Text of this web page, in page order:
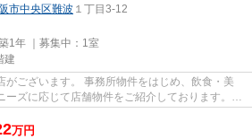
市中央区難波 １丁目3-12
1年 ｜募集中： 1室
建
がございます。 事務所物件をはじめ、飲食・美
ズに応じて店舗物件をご紹介しております。
...
万円